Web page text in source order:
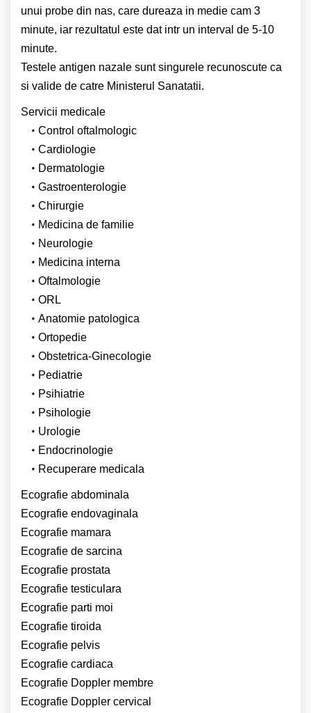
unui probe din nas, care dureaza in medie cam 3
minute, iar rezultatul este dat intr un interval de 5-10
minute.
Testele antigen nazale sunt singurele recunoscute ca
si valide de catre Ministerul Sanatatii.
Servicii medicale
Control oftalmologic
Cardiologie
Dermatologie
Gastroenterologie
Chirurgie
Medicina de familie
Neurologie
Medicina interna
Oftalmologie
ORL
Anatomie patologica
Ortopedie
Obstetrica-Ginecologie
Pediatrie
Psihiatrie
Psihologie
Urologie
Endocrinologie
Recuperare medicala
Ecografie abdominala
Ecografie endovaginala
Ecografie mamara
Ecografie de sarcina
Ecografie prostata
Ecografie testiculara
Ecografie parti moi
Ecografie tiroida
Ecografie pelvis
Ecografie cardiaca
Ecografie Doppler membre
Ecografie Doppler cervical